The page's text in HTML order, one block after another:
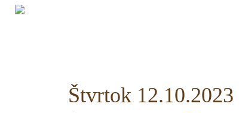
Štvrtok 12.10.2023